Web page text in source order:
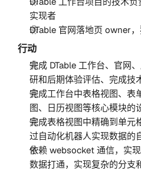
实现者
DTable 官网落地页 owner
行动
完成 DTable 工作台、官网
研和后期体验评估、完成技
完成工作台中表格视图、表
图、日历视图等核心模块的
完成表格视图中精确到单元
过自动化机器人实现数据的
依赖 websocket 通信，实
数据打通，实现复杂的分支